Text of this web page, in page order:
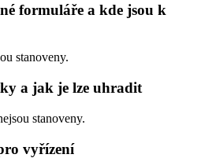
formuláře a kde jsou k
stanoveny.
a jak je lze uhradit
stanoveny.
vyřízení